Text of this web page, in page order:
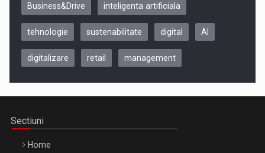
Be Inspired. Make it Happen!, CLUJ, 9 Decembrie
Business&Drive inteligenta artificiala
tehnologie sustenabilitate digital AI
digitalizare retail management
Sectiuni
Home